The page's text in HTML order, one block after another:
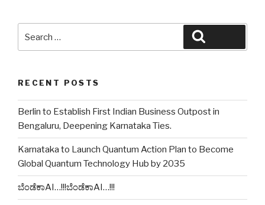
for:
RECENT POSTS
Berlin to Establish First Indian Business Outpost in
Bengaluru, Deepening Karnataka Ties.
Karnataka to Launch Quantum Action Plan to Become
Global Quantum Technology Hub by 2035
ಬೆಂಡೆಕಾAI…!!!ಬೆಂಡೆಕಾAI…!!!